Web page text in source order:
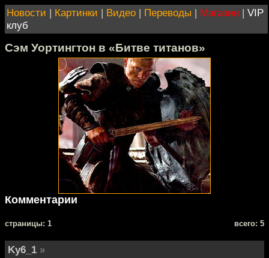
Новости | Картинки | Видео | Переводы | Магазин | VIP
клуб
Сэм Уортингтон в «Битве титанов»
Комментарии
cтраницы: 1 всего: 5
Ky6_1 »